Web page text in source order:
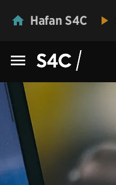
Hafan S4C